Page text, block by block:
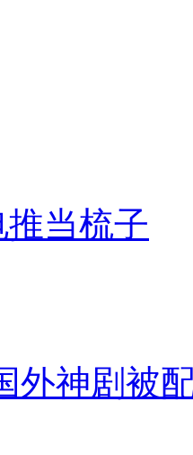
窜
当梳子
外神剧被